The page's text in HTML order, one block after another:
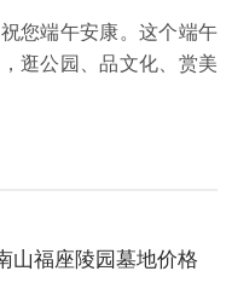
您端午安康。这个端午
逛公园、品文化、赏美
山福座陵园墓地价格